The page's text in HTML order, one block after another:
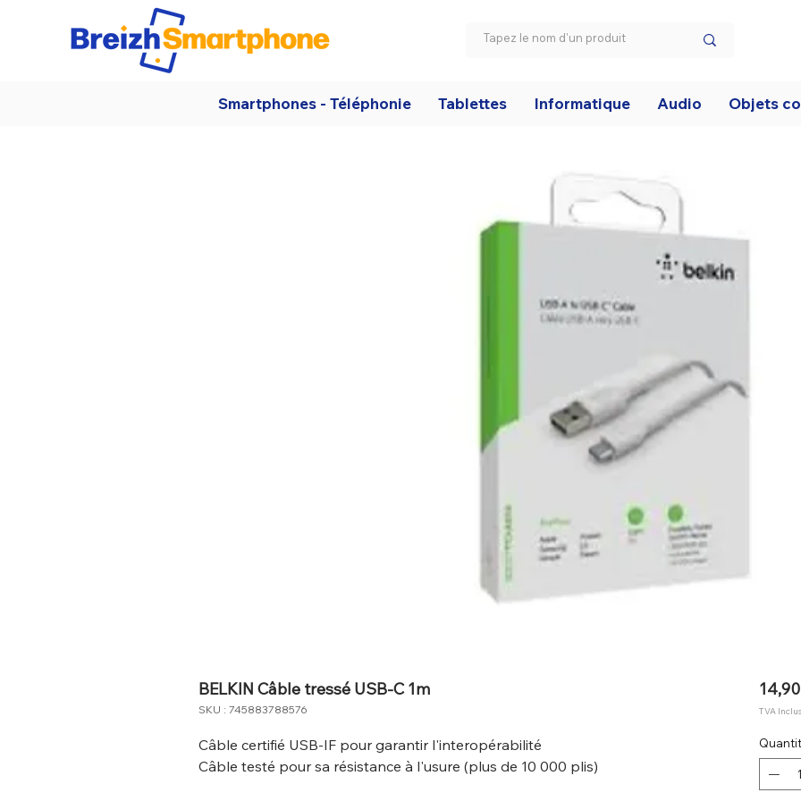
Smartphones - Téléphonie Tablettes Informatique Audio Objets
BELKIN Câble tressé USB-C 1m
SKU : 745883788576
Câble certifié USB-IF pour garantir l'interopérabilité
Câble testé pour sa résistance à l'usure (plus de 10 000 plis)
TVA